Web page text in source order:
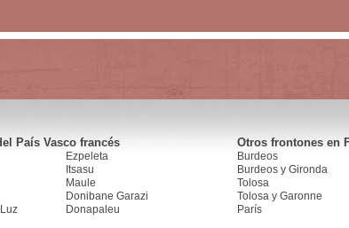
País Vasco francés
Ezpeleta
Itsasu
Maule
Donibane Garazi
Donapaleu
Otros frontones en
Burdeos
Burdeos y Gironda
Tolosa
Tolosa y Garonne
París